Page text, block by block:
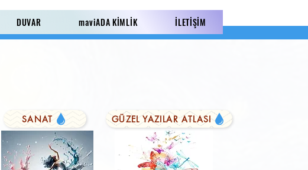
DUVAR maviADA KİMLİK İLETİŞİM
SANAT GÜZEL YAZILAR ATLASI